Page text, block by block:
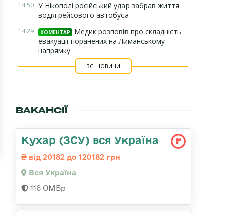
14:50 У Нікополі російський удар забрав життя
водія рейсового автобуса
14:29 КОМЕНТАР
Медик розповів про складність
евакуації поранених на Лиманському
напрямку
ВСІ НОВИНИ
ВАКАНСІЇ
Кухар (ЗСУ) вся Україна
від 20182 до 120182 грн
Вся Україна
116 ОМБр